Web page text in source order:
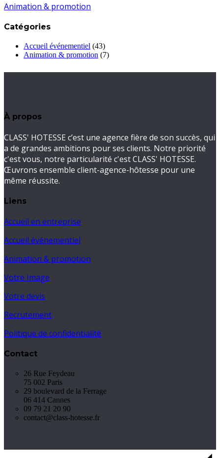
Animation & promotion
Catégories
Accueil événementiel (43)
Animation & promotion (7)
À propos
CLASS' HOTESSE c’est une agence fière de son succès, qui
a de grandes ambitions pour ses clients. Notre priorité
c'est vous, notre particularité c'est CLASS' HOTESSE.
Œuvrons ensemble client-agence-hôtesse pour une
même réussite.
Liens
Accueil en entreprise
Accueil événementiel
Animation & promotion
Votre Image
Votre devis
Recrutement
Politique de confidentialité
Contact
26 Rue Feydeau
75 002 Paris
29 boulevard de la Ferrage
06 414 Cannes
09 79 21 20 90
contact@class-hotesse.fr